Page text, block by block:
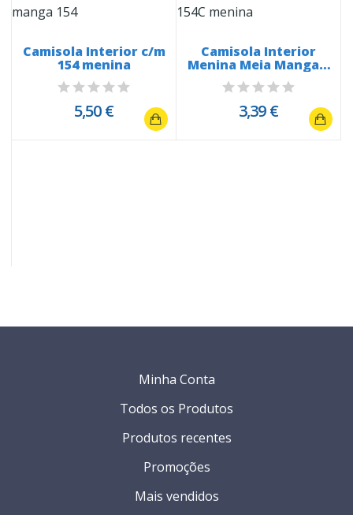
Camisola Interior c/m
154 menina
5,50 €
Camisola Interior
Menina Meia Manga –
Ref. 154C
3,39 €
Minha Conta
Todos os Produtos
Produtos recentes
Promoções
Mais vendidos